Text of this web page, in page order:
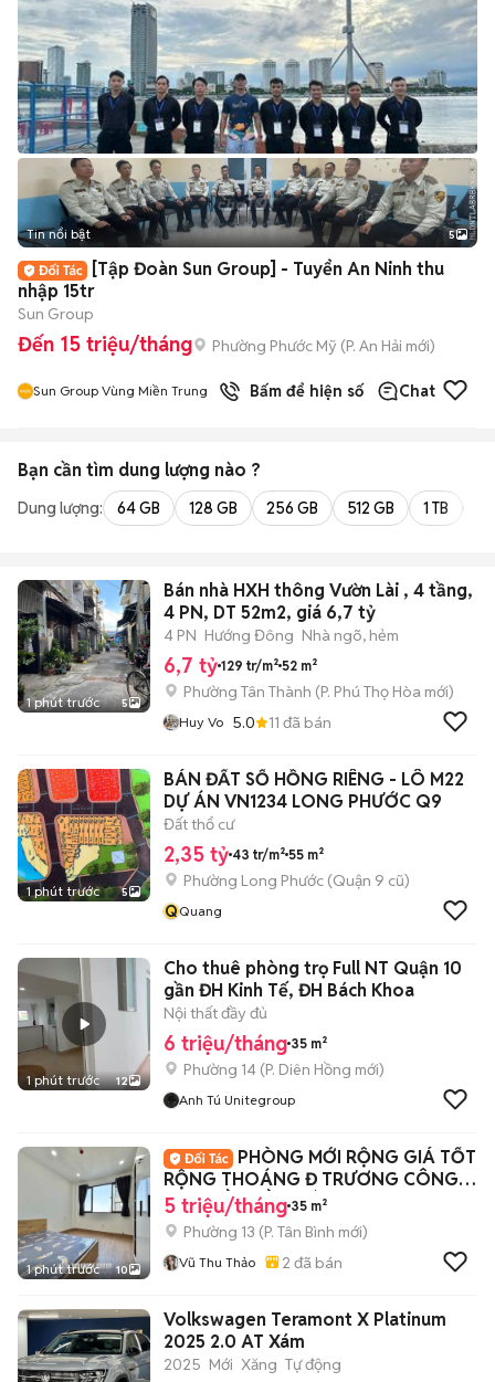
Tin nổi bật 5
[Tập Đoàn Sun Group] - Tuyển An Ninh thu
nhập 15tr
Sun Group
Đến 15 triệu/tháng Phường Phước Mỹ (P. An Hải mới)
Sun Group Vùng Miền Trung Bấm để hiện số Chat
Bạn cần tìm dung lượng nào ?
Dung lượng: 64 GB 128 GB 256 GB 512 GB 1 TB
1 phút trước 5
Bán nhà HXH thông Vườn Lài , 4 tầng,
4 PN, DT 52m2, giá 6,7 tỷ
4 PN Hướng Đông Nhà ngõ, hẻm
6,7 tỷ 129 tr/m² 52 m²
Phường Tân Thành (P. Phú Thọ Hòa mới)
Huy Vo 5.0 11 đã bán
1 phút trước 5
BÁN ĐẤT SỔ HỒNG RIÊNG - LÔ M22
DỰ ÁN VN1234 LONG PHƯỚC Q9
Đất thổ cư
2,35 tỷ 43 tr/m² 55 m²
Phường Long Phước (Quận 9 cũ)
QQuang
1 phút trước 12
Cho thuê phòng trọ Full NT Quận 10
gần ĐH Kinh Tế, ĐH Bách Khoa
Nội thất đầy đủ
6 triệu/tháng 35 m²
Phường 14 (P. Diên Hồng mới)
Anh Tú Unitegroup
1 phút trước 10
PHÒNG MỚI RỘNG GIÁ TỐT
RỘNG THOÁNG Đ TRƯƠNG CÔNG
ĐỊNH GẦN BẦU CÁT
5 triệu/tháng 35 m²
Phường 13 (P. Tân Bình mới)
Vũ Thu Thảo 2 đã bán
Volkswagen Teramont X Platinum
2025 2.0 AT Xám
2025 Mới Xăng Tự động